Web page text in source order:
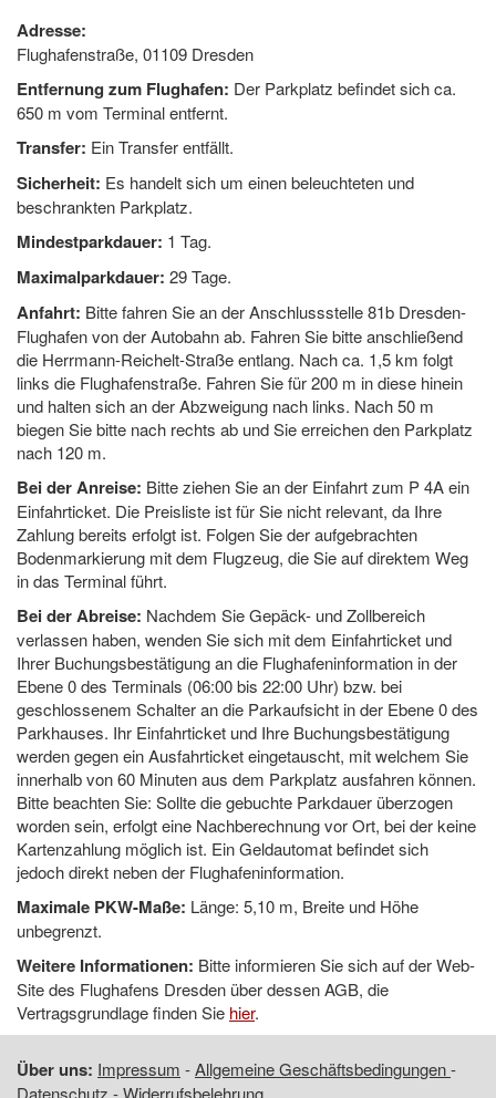
Adresse:
Flughafenstraße, 01109 Dresden
Entfernung zum Flughafen: Der Parkplatz befindet sich ca.
650 m vom Terminal entfernt.
Transfer: Ein Transfer entfällt.
Sicherheit: Es handelt sich um einen beleuchteten und
beschrankten Parkplatz.
Mindestparkdauer: 1 Tag.
Maximalparkdauer: 29 Tage.
Anfahrt: Bitte fahren Sie an der Anschlussstelle 81b Dresden-
Flughafen von der Autobahn ab. Fahren Sie bitte anschließend
die Herrmann-Reichelt-Straße entlang. Nach ca. 1,5 km folgt
links die Flughafenstraße. Fahren Sie für 200 m in diese hinein
und halten sich an der Abzweigung nach links. Nach 50 m
biegen Sie bitte nach rechts ab und Sie erreichen den Parkplatz
nach 120 m.
Bei der Anreise: Bitte ziehen Sie an der Einfahrt zum P 4A ein
Einfahrticket. Die Preisliste ist für Sie nicht relevant, da Ihre
Zahlung bereits erfolgt ist. Folgen Sie der aufgebrachten
Bodenmarkierung mit dem Flugzeug, die Sie auf direktem Weg
in das Terminal führt.
Bei der Abreise: Nachdem Sie Gepäck- und Zollbereich
verlassen haben, wenden Sie sich mit dem Einfahrticket und
Ihrer Buchungsbestätigung an die Flughafeninformation in der
Ebene 0 des Terminals (06:00 bis 22:00 Uhr) bzw. bei
geschlossenem Schalter an die Parkaufsicht in der Ebene 0 des
Parkhauses. Ihr Einfahrticket und Ihre Buchungsbestätigung
werden gegen ein Ausfahrticket eingetauscht, mit welchem Sie
innerhalb von 60 Minuten aus dem Parkplatz ausfahren können.
Bitte beachten Sie: Sollte die gebuchte Parkdauer überzogen
worden sein, erfolgt eine Nachberechnung vor Ort, bei der keine
Kartenzahlung möglich ist. Ein Geldautomat befindet sich
jedoch direkt neben der Flughafeninformation.
Maximale PKW-Maße: Länge: 5,10 m, Breite und Höhe
unbegrenzt.
Weitere Informationen: Bitte informieren Sie sich auf der Web-
Site des Flughafens Dresden über dessen AGB, die
Vertragsgrundlage finden Sie hier.
Über uns: Impressum -Allgemeine Geschäftsbedingungen-
Datenschutz -Widerrufsbelehrung